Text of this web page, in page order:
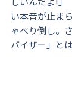
い本音が止ま
ゃべり倒し。
バイザー」と